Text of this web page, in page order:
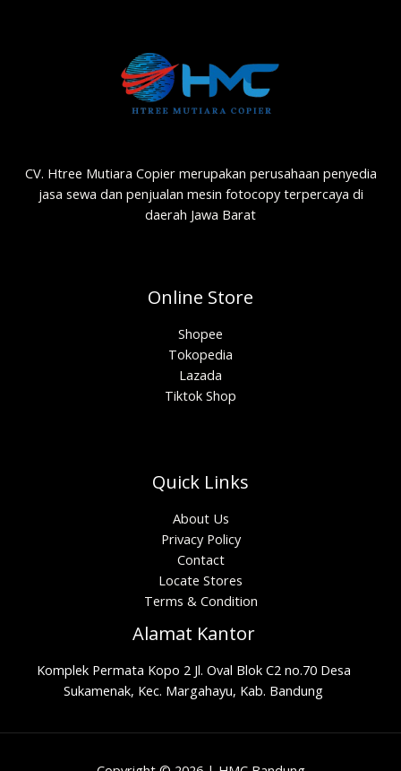
CV. Htree Mutiara Copier merupakan perusahaan penyedia
jasa sewa dan penjualan mesin fotocopy terpercaya di
daerah Jawa Barat
Online Store
Shopee
Tokopedia
Lazada
Tiktok Shop
Quick Links
About Us
Privacy Policy
Contact
Locate Stores
Terms & Condition
Alamat Kantor
Komplek Permata Kopo 2 Jl. Oval Blok C2 no.70 Desa
Sukamenak, Kec. Margahayu, Kab. Bandung